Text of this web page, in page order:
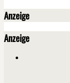
Anzeige
Anzeige